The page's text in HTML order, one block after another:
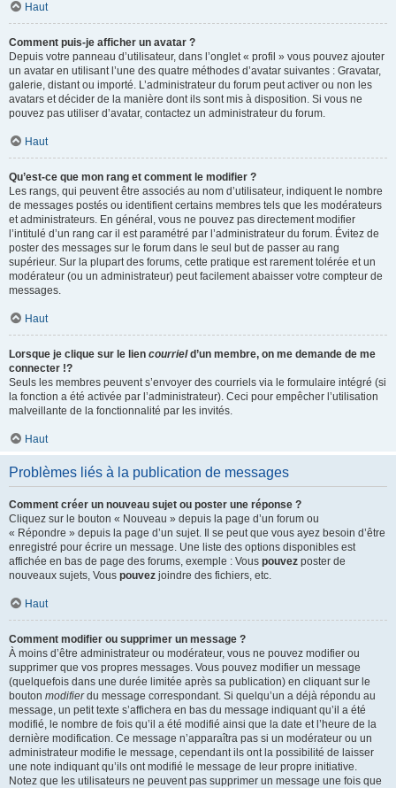
Haut
Comment puis-je afficher un avatar ?
Depuis votre panneau d’utilisateur, dans l’onglet « profil » vous pouvez ajouter
un avatar en utilisant l’une des quatre méthodes d’avatar suivantes : Gravatar,
galerie, distant ou importé. L’administrateur du forum peut activer ou non les
avatars et décider de la manière dont ils sont mis à disposition. Si vous ne
pouvez pas utiliser d’avatar, contactez un administrateur du forum.
Haut
Qu’est-ce que mon rang et comment le modifier ?
Les rangs, qui peuvent être associés au nom d’utilisateur, indiquent le nombre
de messages postés ou identifient certains membres tels que les modérateurs
et administrateurs. En général, vous ne pouvez pas directement modifier
l’intitulé d’un rang car il est paramétré par l’administrateur du forum. Évitez de
poster des messages sur le forum dans le seul but de passer au rang
supérieur. Sur la plupart des forums, cette pratique est rarement tolérée et un
modérateur (ou un administrateur) peut facilement abaisser votre compteur de
messages.
Haut
Lorsque je clique sur le lien courrield’un membre, on me demande de me
connecter !?
Seuls les membres peuvent s’envoyer des courriels via le formulaire intégré (si
la fonction a été activée par l’administrateur). Ceci pour empêcher l’utilisation
malveillante de la fonctionnalité par les invités.
Haut
Problèmes liés à la publication de messages
Comment créer un nouveau sujet ou poster une réponse ?
Cliquez sur le bouton « Nouveau » depuis la page d’un forum ou
« Répondre » depuis la page d’un sujet. Il se peut que vous ayez besoin d’être
enregistré pour écrire un message. Une liste des options disponibles est
affichée en bas de page des forums, exemple : Vous pouvez poster de
nouveaux sujets, Vous pouvez joindre des fichiers, etc.
Haut
Comment modifier ou supprimer un message ?
À moins d’être administrateur ou modérateur, vous ne pouvez modifier ou
supprimer que vos propres messages. Vous pouvez modifier un message
(quelquefois dans une durée limitée après sa publication) en cliquant sur le
bouton modifierdu message correspondant. Si quelqu’un a déjà répondu au
message, un petit texte s’affichera en bas du message indiquant qu’il a été
modifié, le nombre de fois qu’il a été modifié ainsi que la date et l’heure de la
dernière modification. Ce message n’apparaîtra pas si un modérateur ou un
administrateur modifie le message, cependant ils ont la possibilité de laisser
une note indiquant qu’ils ont modifié le message de leur propre initiative.
Notez que les utilisateurs ne peuvent pas supprimer un message une fois que